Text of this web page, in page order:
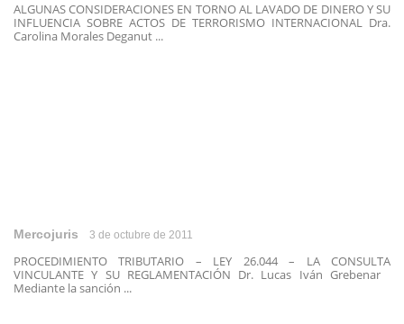
ALGUNAS CONSIDERACIONES EN TORNO AL LAVADO DE DINERO Y SU
INFLUENCIA SOBRE ACTOS DE TERRORISMO INTERNACIONAL Dra.
Carolina Morales Deganut ...
Mercojuris 3 de octubre de 2011
PROCEDIMIENTO TRIBUTARIO – LEY 26.044 – LA CONSULTA
VINCULANTE Y SU REGLAMENTACIÓN Dr. Lucas Iván Grebenar
Mediante la sanción ...